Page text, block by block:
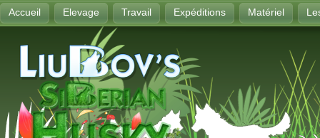
Accueil Elevage Travail Expéditions Matériel